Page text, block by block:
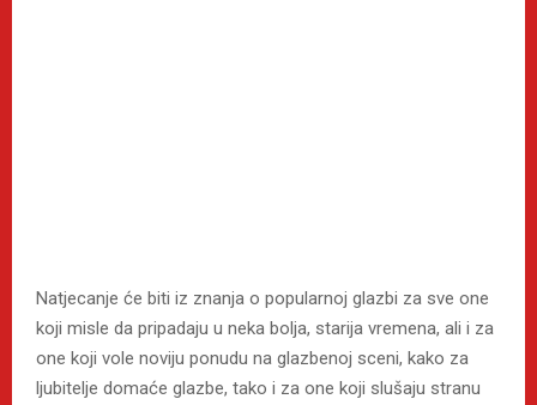
Natjecanje će biti iz znanja o popularnoj glazbi za sve one
koji misle da pripadaju u neka bolja, starija vremena, ali i za
one koji vole noviju ponudu na glazbenoj sceni, kako za
ljubitelje domaće glazbe, tako i za one koji slušaju stranu